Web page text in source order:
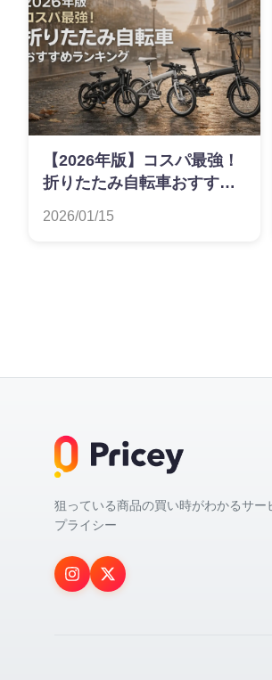
【2026年版】コスパ最強！
折りたたみ自転車おすすめ
2026/01/15
狙っている商品の買い時がわかるサ
プライシー